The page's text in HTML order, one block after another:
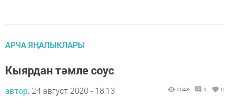
АРЧА ЯҢАЛЫКЛАРЫ
Кыярдан тәмле соус
автор, 24 август 2020 - 18:13 2043 0 0